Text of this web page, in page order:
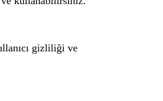
gizliliği ve